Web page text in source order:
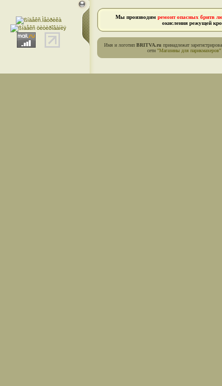
Мы производим ремонт опасных бритв
окисления режущей
Имя и логотип BRITVA.ru принадлежат
сети "Магазины для парикмахеров"